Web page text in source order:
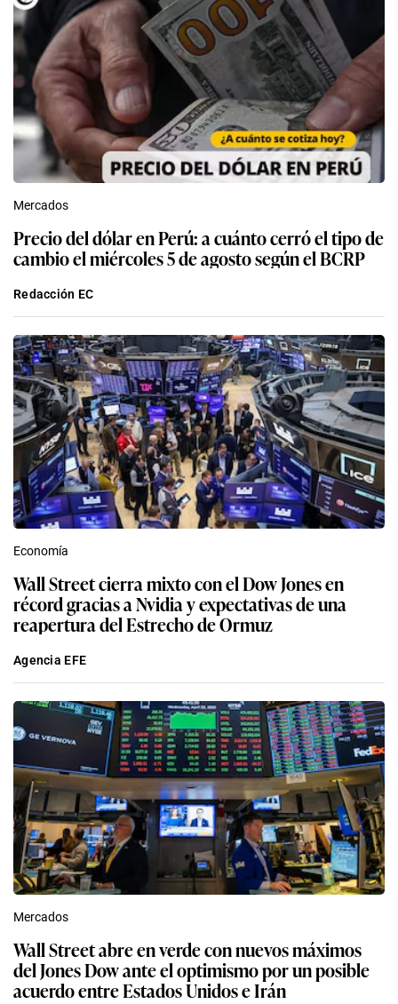
Mercados
Precio del dólar en Perú: a cuánto cerró el tipo de
cambio el miércoles 5 de agosto según el BCRP
Redacción EC
Economía
Wall Street cierra mixto con el Dow Jones en
récord gracias a Nvidia y expectativas de una
reapertura del Estrecho de Ormuz
Agencia EFE
Mercados
Wall Street abre en verde con nuevos máximos
del Jones Dow ante el optimismo por un posible
acuerdo entre Estados Unidos e Irán